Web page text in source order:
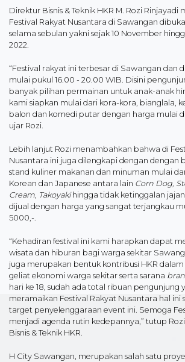
Direktur Bisnis & Teknik HKR M. Rozi
Festival Rakyat Nusantara di Sawangan
selama sebulan yakni sejak 10 November
2022.
“Festival rakyat ini terbesar di Sawangan dan
mulai pukul 16.00 - 20.00 WIB. Disini
banyak pilihan permainan untuk anak-anak
kami siapkan mulai dari kora-kora, bianglala,
balon dan komedi putar dengan harga mulai
ujar Rozi.
Lebih lanjut Rozi menambahkan bahwa di
Nusantara ini juga dilengkapi dengan dengan
stand kuliner makanan dan minuman mulai
Korean dan Japanese antara lain Corn Dog,
Cream, Takoyakihingga tidak ketinggalan
dijual dengan harga yang sangat terjangkau
5000,-.
“Kehadiran festival ini kami harapkan dapat
wisata dan hiburan bagi warga sekitar
juga merupakan bentuk kontribusi HKR
geliat ekonomi warga sekitar serta sarana
hari ke 18, sudah ada total ribuan pengunjung
meramaikan Festival Rakyat Nusantara hal ini
target penyelenggaraan event ini. Semoga
menjadi agenda rutin kedepannya,” tutup
Bisnis & Teknik HKR.
H City Sawangan, merupakan salah satu